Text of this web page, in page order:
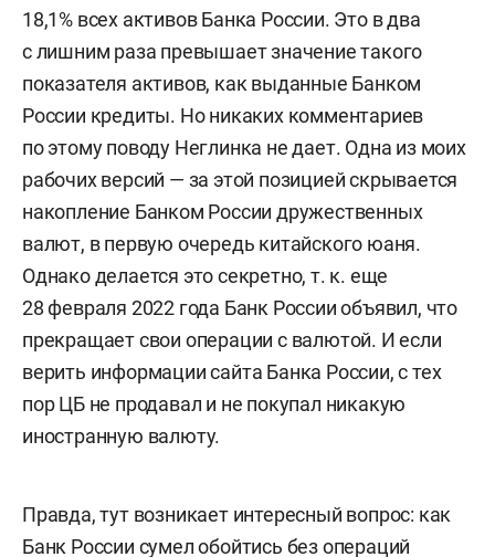
18,1% всех активов Банка России. Это в два
с лишним раза превышает значение такого
показателя активов, как выданные Банком
России кредиты. Но никаких комментариев
по этому поводу Неглинка не дает. Одна из моих
рабочих версий — за этой позицией скрывается
накопление Банком России дружественных
валют, в первую очередь китайского юаня.
Однако делается это секретно, т. к. еще
28 февраля 2022 года Банк России объявил, что
прекращает свои операции с валютой. И если
верить информации сайта Банка России, с тех
пор ЦБ не продавал и не покупал никакую
иностранную валюту.
Правда, тут возникает интересный вопрос: как
Банк России сумел обойтись без операций